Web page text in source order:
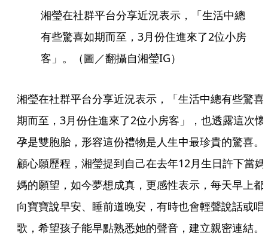
湘瑩在社群平台分享近況表示，「生活中總
有些驚喜如期而至，3月份住進來了2位小房
客」。（圖／翻攝自湘瑩IG）
湘瑩在社群平台分享近況表示，「生活中總有些驚喜
期而至，3月份住進來了2位小房客」，也透露這次懷
孕是雙胞胎，形容這份禮物是人生中最珍貴的驚喜。
顧心願歷程，湘瑩提到自己在去年12月生日許下當媽
媽的願望，如今夢想成真，更感性表示，每天早上都
向寶寶說早安、睡前道晚安，有時也會輕聲說話或唱
歌，希望孩子能早點熟悉她的聲音，建立親密連結。